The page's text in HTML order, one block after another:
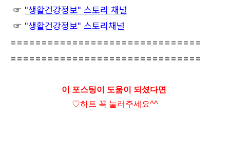
☞ "생활건강정보" 스토리 채널
☞ "생활건강정보" 스토리채널
===============================
===============================
이 포스팅이 도움이 되셨다면
♡하트 꼭 눌러주세요^^